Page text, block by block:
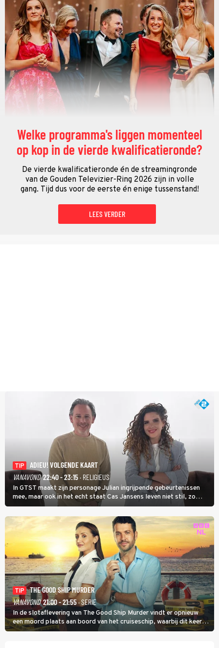
Welke programma's liggen momenteel
op kop in de vierde kwalificatieronde?
De vierde kwalificatieronde én de streamingronde
van de Gouden Televizier-Ring 2026 zijn in volle
gang. Tijd dus voor de eerste én enige tussenstand!
LEES VERDER
TIP
ADIEU! VOLGENDE KAART
VANAVOND 22:40 - 23:15· RELIGIEUS
In GTST maakt zijn personage Julian ingrijpende gebeurtenissen
mee, maar ook in het echt staat Cas Jansens leven niet stil, zo
vertelt hij in Adieu! Volgende Kaart.
TIP
THE GOOD SHIP MURDER
VANAVOND 21:00 - 21:55· SERIE
In de slotaflevering van The Good Ship Murder vindt er opnieuw
een moord plaats aan boord van het cruiseschip, waarbij dit keer
een bemanningslid het slachtoffer is en kapitein Marlowe de dader